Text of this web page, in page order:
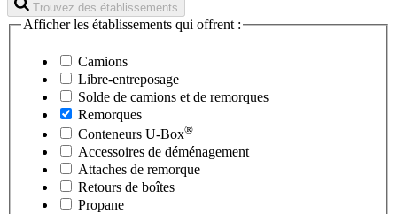
Trouvez des établissements
Afficher les établissements qui offrent :
Camions
Libre-entreposage
Solde de camions et de remorques
Remorques
Conteneurs U-Box®
Accessoires de déménagement
Attaches de remorque
Retours de boîtes
Propane